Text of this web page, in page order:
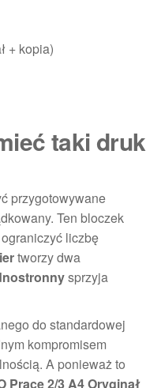
+ kopia)
taki druk
przygotowywane
Ten bloczek
liczbę
tworzy dwa
sprzyja
do standardowej
kompromisem
A ponieważ to
Pracę 2/3 A4 Oryginał